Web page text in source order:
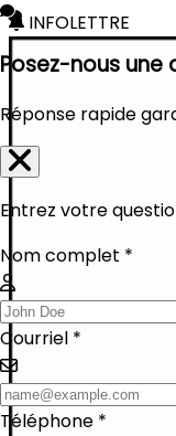
INFOLETTRE
Posez-nous une
Réponse rapide
Entrez votre
Nom complet *
Courriel *
Téléphone *